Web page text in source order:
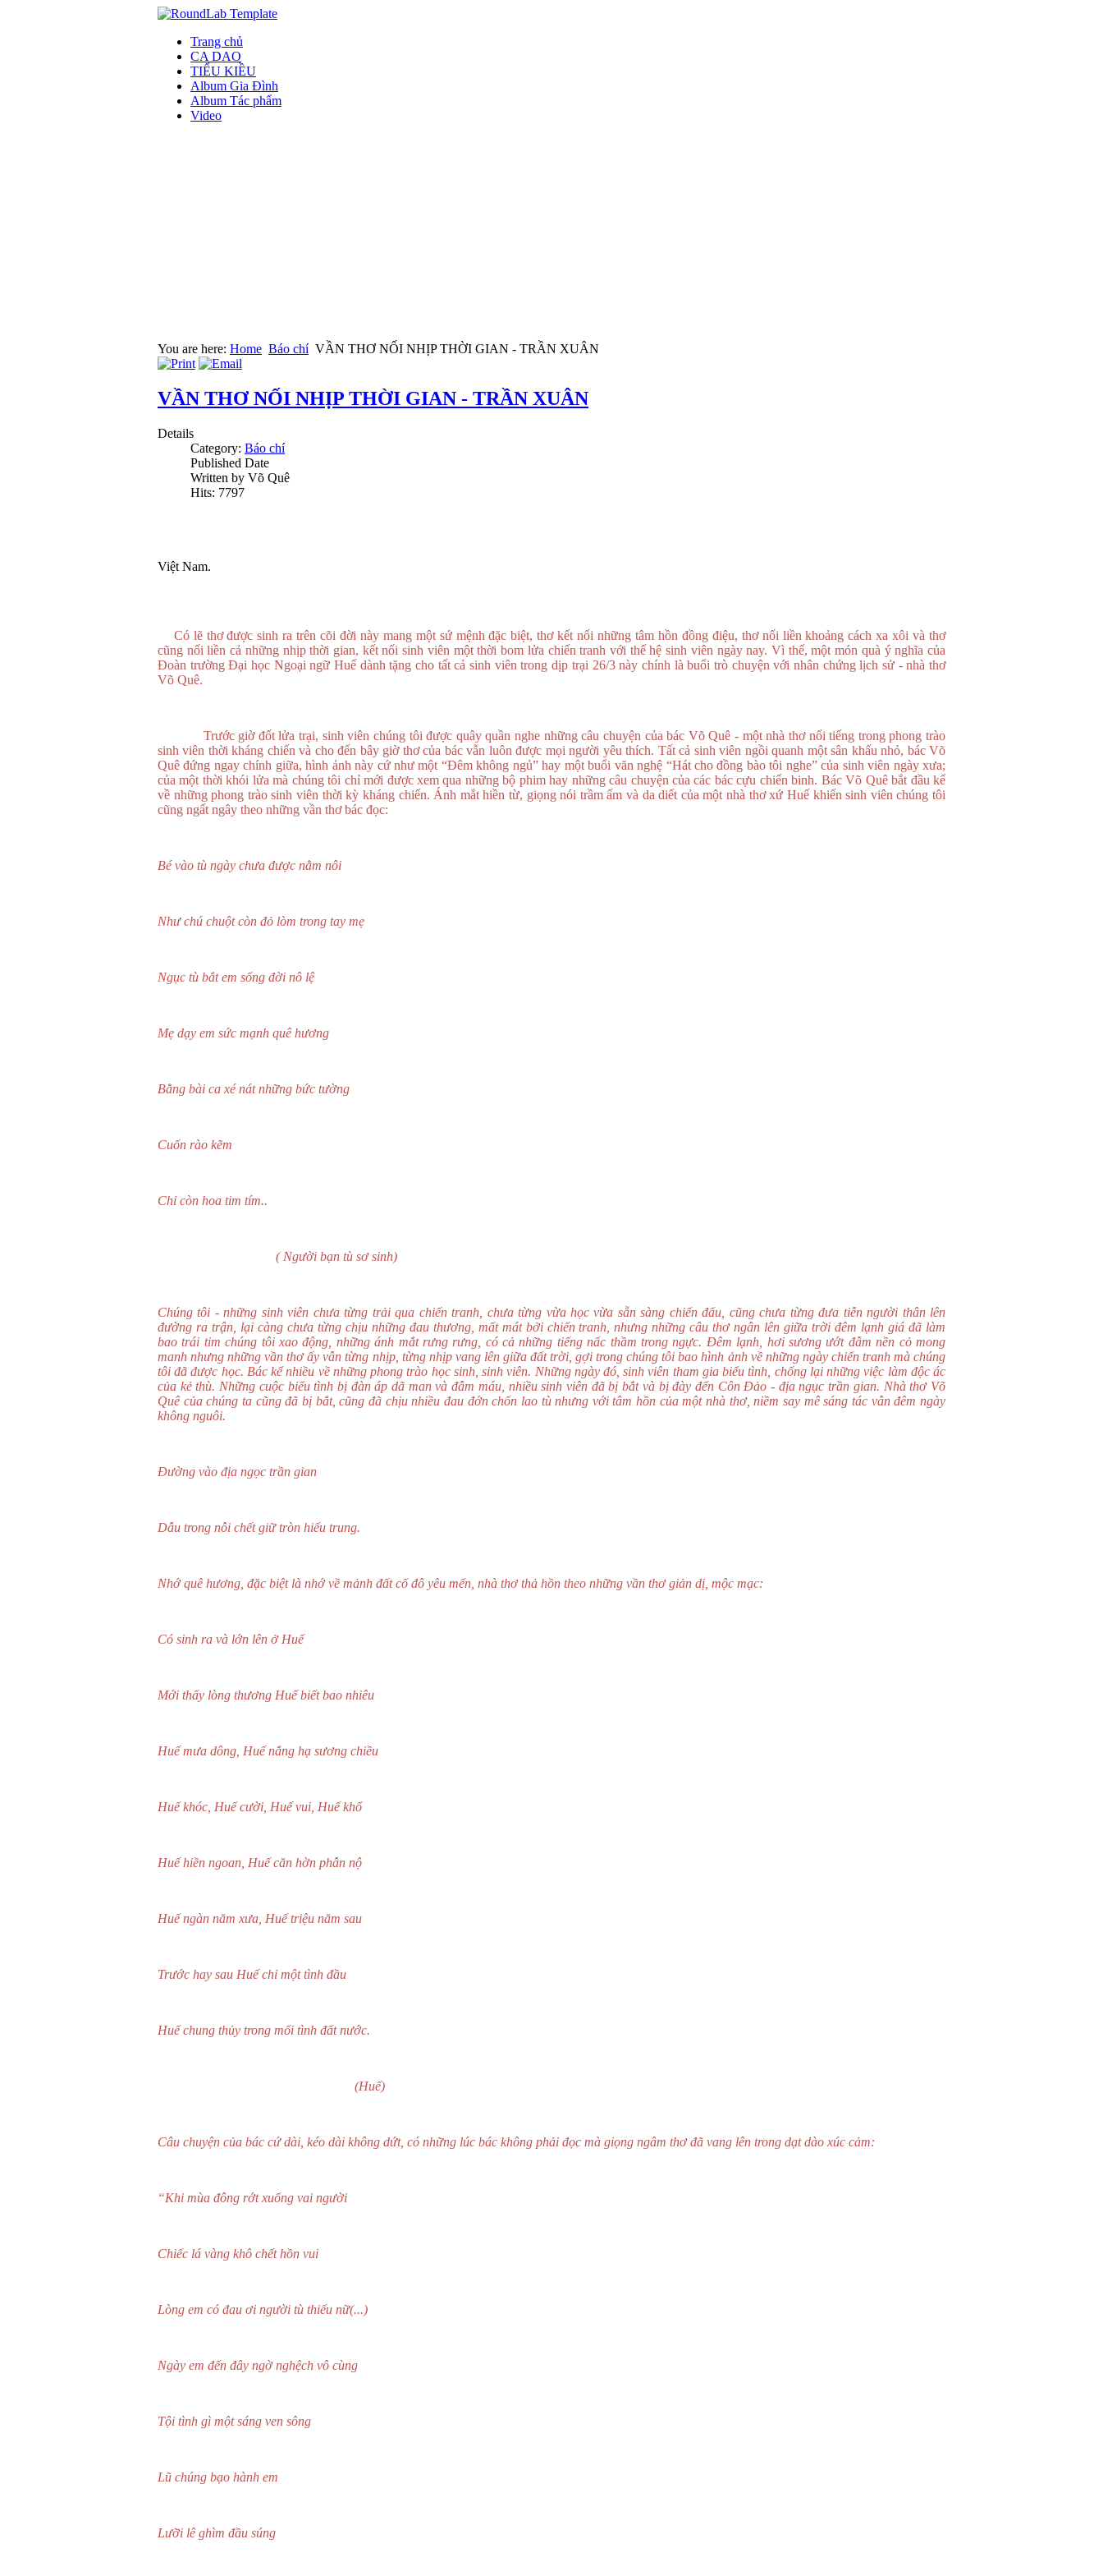
Trang chủ
CA DAO
TIỂU KIỀU
Album Gia Đình
Album Tác phẩm
Video
You are here: Home Báo chí VẦN THƠ NỐI NHỊP THỜI GIAN - TRẦN XUÂN
VẦN THƠ NỐI NHỊP THỜI GIAN - TRẦN XUÂN
Details
Category: Báo chí
Published Date
Written by Võ Quê
Hits: 7797
Việt Nam.
Có lẽ thơ được sinh ra trên cõi đời này mang một sứ mệnh đặc biệt, thơ kết nối những tâm hồn đồng điệu, thơ nối liền khoảng cách xa xôi và thơ
cũng nối liền cả những nhịp thời gian, kết nối sinh viên một thời bom lửa chiến tranh với thế hệ sinh viên ngày nay. Vì thế, một món quà ý nghĩa của
Đoàn trường Đại học Ngoại ngữ Huế dành tặng cho tất cả sinh viên trong dịp trại 26/3 này chính là buổi trò chuyện với nhân chứng lịch sử - nhà thơ
Võ Quê.
Trước giờ đốt lửa trại, sinh viên chúng tôi được quây quần nghe những câu chuyện của bác Võ Quê - một nhà thơ nổi tiếng trong phong trào
sinh viên thời kháng chiến và cho đến bây giờ thơ của bác vẫn luôn được mọi người yêu thích. Tất cả sinh viên ngồi quanh một sân khấu nhỏ, bác Võ
Quê đứng ngay chính giữa, hình ảnh này cứ như một “Đêm không ngủ” hay một buổi văn nghệ “Hát cho đồng bào tôi nghe” của sinh viên ngày xưa;
của một thời khói lửa mà chúng tôi chỉ mới được xem qua những bộ phim hay những câu chuyện của các bác cựu chiến binh. Bác Võ Quê bắt đầu kể
về những phong trào sinh viên thời kỳ kháng chiến. Ánh mắt hiền từ, giọng nói trầm ấm và da diết của một nhà thơ xứ Huế khiến sinh viên chúng tôi
cũng ngất ngây theo những vần thơ bác đọc:
Bé vào tù ngày chưa được nằm nôi
Như chú chuột còn đỏ lòm trong tay mẹ
Ngục tù bắt em sống đời nô lệ
Mẹ dạy em sức mạnh quê hương
Bằng bài ca xé nát những bức tường
Cuốn rào kẽm
Chỉ còn hoa tim tím..
( Người bạn tù sơ sinh)
Chúng tôi - những sinh viên chưa từng trải qua chiến tranh, chưa từng vừa học vừa sẵn sàng chiến đấu, cũng chưa từng đưa tiễn người thân lên
đường ra trận, lại càng chưa từng chịu những đau thương, mất mát bởi chiến tranh, nhưng những câu thơ ngân lên giữa trời đêm lạnh giá đã làm
bao trái tim chúng tôi xao động, những ánh mắt rưng rưng, có cả những tiếng nấc thầm trong ngực. Đêm lạnh, hơi sương ướt đẫm nền cỏ mong
manh nhưng những vần thơ ấy vẫn từng nhịp, từng nhịp vang lên giữa đất trời, gợi trong chúng tôi bao hình ảnh về những ngày chiến tranh mà chúng
tôi đã được học. Bác kể nhiều về những phong trào học sinh, sinh viên. Những ngày đó, sinh viên tham gia biểu tình, chống lại những việc làm độc ác
của kẻ thù. Những cuộc biểu tình bị đàn áp dã man và đẫm máu, nhiều sinh viên đã bị bắt và bị đày đến Côn Đảo - địa ngục trần gian. Nhà thơ Võ
Quê của chúng ta cũng đã bị bắt, cũng đã chịu nhiều đau đớn chốn lao tù nhưng với tâm hồn của một nhà thơ, niềm say mê sáng tác vẫn đêm ngày
không nguôi.
Đường vào địa ngọc trần gian
Dẫu trong nỗi chết giữ tròn hiếu trung.
Nhớ quê hương, đặc biệt là nhớ về mảnh đất cố đô yêu mến, nhà thơ thả hồn theo những vần thơ giản dị, mộc mạc:
Có sinh ra và lớn lên ở Huế
Mới thấy lòng thương Huế biết bao nhiêu
Huế mưa dông, Huế nắng hạ sương chiều
Huế khóc, Huế cười, Huế vui, Huế khổ
Huế hiền ngoan, Huế căn hờn phẫn nộ
Huế ngàn năm xưa, Huế triệu năm sau
Trước hay sau Huế chỉ một tình đầu
Huế chung thủy trong mối tình đất nước.
(Huế)
Câu chuyện của bác cứ dài, kéo dài không dứt, có những lúc bác không phải đọc mà giọng ngâm thơ đã vang lên trong dạt dào xúc cảm:
“Khi mùa đông rớt xuống vai người
Chiếc lá vàng khô chết hồn vui
Lòng em có đau ơi người tù thiếu nữ(...)
Ngày em đến đây ngờ nghệch vô cùng
Tội tình gì một sáng ven sông
Lũ chúng bạo hành em
Lưỡi lê ghìm đầu súng